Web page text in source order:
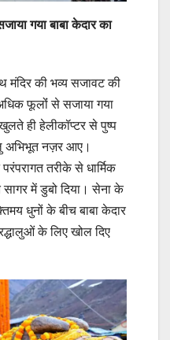
गया बाबा केदार का
मंदिर की भव्य सजावट की
फूलोंं से सजाया गया
ही हेलीकॉप्टर से पुष्प
अभिभूत नज़र आए।
तरीके से धार्मिक
में डुबो दिया। सेना के
धुनों के बीच बाबा केदार
के लिए खोल दिए